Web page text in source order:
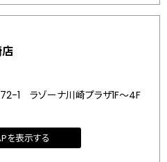
店
1 ラゾーナ川崎プラザ1F～4F
を表示する